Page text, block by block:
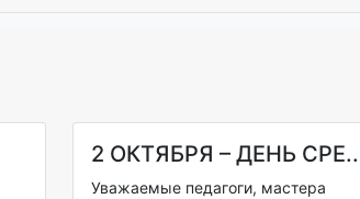
2 ОКТЯБРЯ – ДЕНЬ
Уважаемые педагоги, мастера